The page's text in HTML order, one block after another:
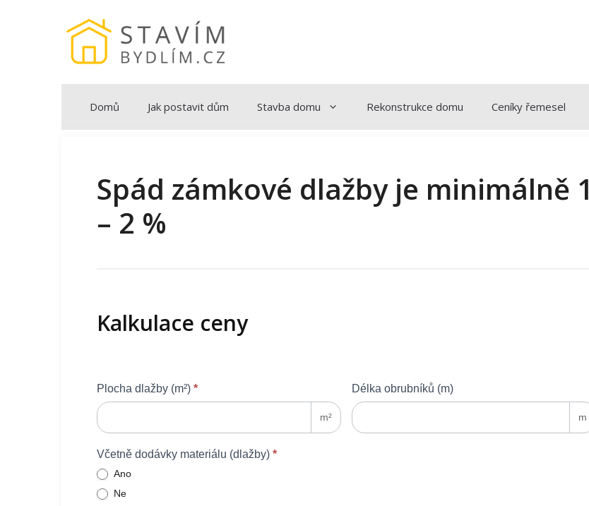
Domů Jak postavit dům Stavba domu Rekonstrukce domu Ceníky řemesel
Spád zámkové dlažby je minimálně 1
– 2 %
Kalkulace ceny
Zámková
dlažba_kalkulace_IN
Plocha dlažby (m²) *
m²
Délka obrubníků (m)
m
Včetně dodávky materiálu (dlažby) *
Ano
Ne